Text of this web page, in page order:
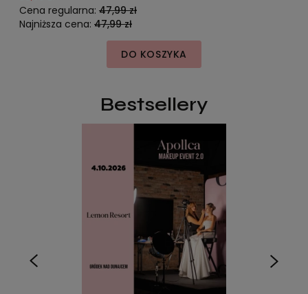
Cena regularna: 47,99 zł
Najniższa cena: 47,99 zł
DO KOSZYKA
Bestsellery